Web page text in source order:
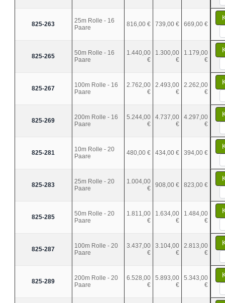
825-263
25m Rolle - 16
Paare
816,00 € 739,00 € 669,00 €
825-265
50m Rolle - 16
Paare
1.440,00
€
1.300,00
€
1.179,00
€
825-267
100m Rolle - 16
Paare
2.762,00
€
2.493,00
€
2.262,00
€
825-269
200m Rolle - 16
Paare
5.244,00
€
4.737,00
€
4.297,00
€
825-281
10m Rolle - 20
Paare
480,00 € 434,00 € 394,00 €
825-283
25m Rolle - 20
Paare
1.004,00
€
908,00 € 823,00 €
825-285
50m Rolle - 20
Paare
1.811,00
€
1.634,00
€
1.484,00
€
825-287
100m Rolle - 20
Paare
3.437,00
€
3.104,00
€
2.813,00
€
825-289
200m Rolle - 20
Paare
6.528,00
€
5.893,00
€
5.343,00
€